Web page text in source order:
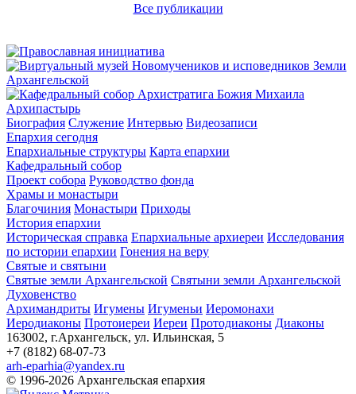
Все публикации
Архипастырь
Биография Служение Интервью Видеозаписи
Епархия сегодня
Епархиальные структуры Карта епархии
Кафедральный собор
Проект собора Руководство фонда
Храмы и монастыри
Благочиния Монастыри Приходы
История епархии
Историческая справка Епархиальные архиереи Исследования
по истории епархии Гонения на веру
Святые и святыни
Святые земли Архангельской Святыни земли Архангельской
Духовенство
Архимандриты Игумены Игуменьи Иеромонахи
Иеродиаконы Протоиереи Иереи Протодиаконы Диаконы
163002, г.Архангельск, ул. Ильинская, 5
+7 (8182) 68-07-73
arh-eparhia@yandex.ru
© 1996-2026 Архангельская епархия